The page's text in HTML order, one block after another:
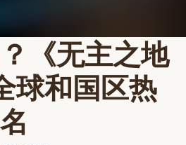
《无主之地
球和国区热